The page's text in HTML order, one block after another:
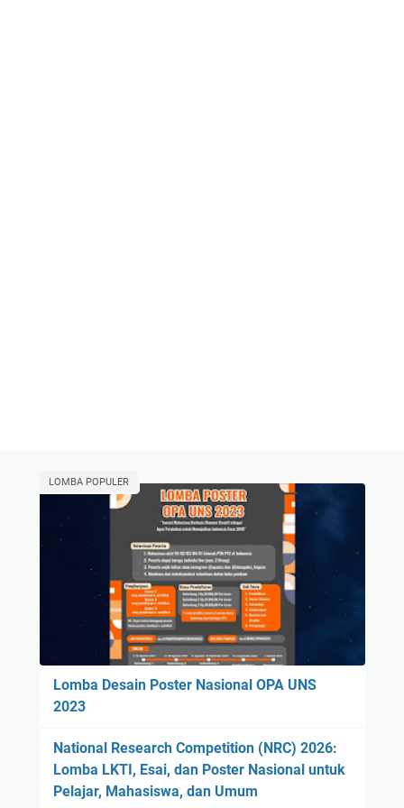
LOMBA POPULER
Lomba Desain Poster Nasional OPA UNS
2023
National Research Competition (NRC) 2026:
Lomba LKTI, Esai, dan Poster Nasional untuk
Pelajar, Mahasiswa, dan Umum